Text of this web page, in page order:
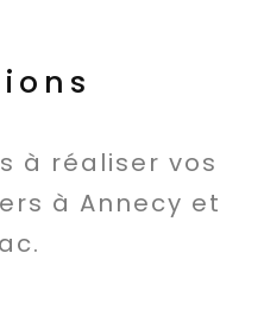
à réaliser vos
à Annecy et